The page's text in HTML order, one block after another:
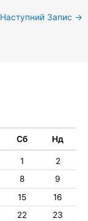
Наступний Запис →
Сб Нд
1
2
8
9
15
16
22
23